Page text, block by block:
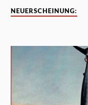
NEUERSCHEINUNG: